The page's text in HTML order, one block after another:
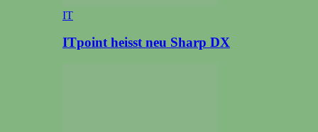
IT
ITpoint heisst neu Sharp DX